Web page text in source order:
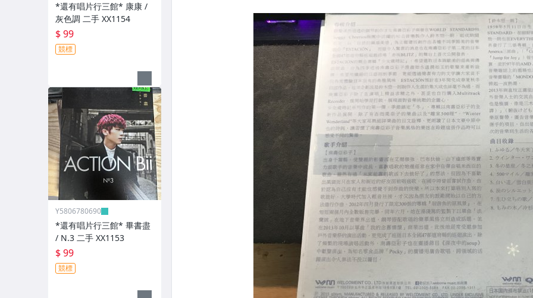
*還有唱片行三館* 康康 /
灰色調 二手 XX1154
$ 99
競標
Y5806780690
*還有唱片行三館* 畢書盡
/ N.3 二手 XX1153
$ 99
競標